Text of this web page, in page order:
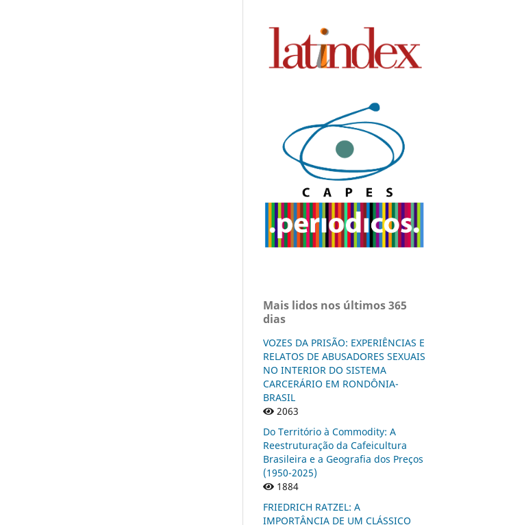
Mais lidos nos últimos 365
dias
VOZES DA PRISÃO: EXPERIÊNCIAS E
RELATOS DE ABUSADORES SEXUAIS
NO INTERIOR DO SISTEMA
CARCERÁRIO EM RONDÔNIA-
BRASIL
2063
Do Território à Commodity: A
Reestruturação da Cafeicultura
Brasileira e a Geografia dos Preços
(1950-2025)
1884
FRIEDRICH RATZEL: A
IMPORTÂNCIA DE UM CLÁSSICO